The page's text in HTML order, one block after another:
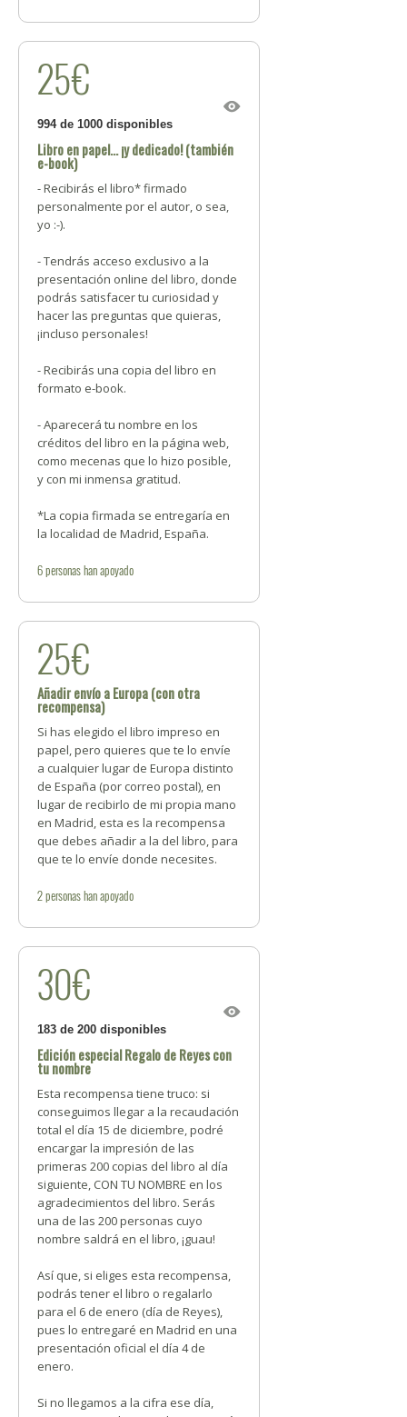
25€
994 de 1000 disponibles
Libro en papel... ¡y dedicado! (también
e-book)
- Recibirás el libro* firmado
personalmente por el autor, o sea,
yo :-).
- Tendrás acceso exclusivo a la
presentación online del libro, donde
podrás satisfacer tu curiosidad y
hacer las preguntas que quieras,
¡incluso personales!
- Recibirás una copia del libro en
formato e-book.
- Aparecerá tu nombre en los
créditos del libro en la página web,
como mecenas que lo hizo posible,
y con mi inmensa gratitud.
*La copia firmada se entregaría en
la localidad de Madrid, España.
6personashan apoyado
25€
Añadir envío a Europa (con otra
recompensa)
Si has elegido el libro impreso en
papel, pero quieres que te lo envíe
a cualquier lugar de Europa distinto
de España (por correo postal), en
lugar de recibirlo de mi propia mano
en Madrid, esta es la recompensa
que debes añadir a la del libro, para
que te lo envíe donde necesites.
2personashan apoyado
30€
183 de 200 disponibles
Edición especial Regalo de Reyes con
tu nombre
Esta recompensa tiene truco: si
conseguimos llegar a la recaudación
total el día 15 de diciembre, podré
encargar la impresión de las
primeras 200 copias del libro al día
siguiente, CON TU NOMBRE en los
agradecimientos del libro. Serás
una de las 200 personas cuyo
nombre saldrá en el libro, ¡guau!
Así que, si eliges esta recompensa,
podrás tener el libro o regalarlo
para el 6 de enero (día de Reyes),
pues lo entregaré en Madrid en una
presentación oficial el día 4 de
enero.
Si no llegamos a la cifra ese día,